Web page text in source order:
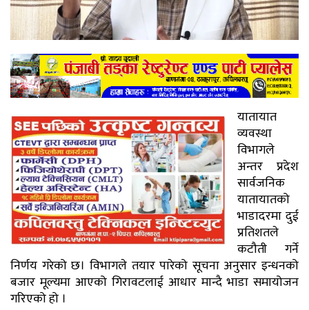
यातायात
व्यवस्था
विभागले
अन्तर प्रदेश
सार्वजनिक
यातायातको
भाडादरमा दुई
प्रतिशतले
कटौती गर्ने
निर्णय गरेको छ। विभागले तयार पारेको सूचना अनुसार इन्धनको
बजार मूल्यमा आएको गिरावटलाई आधार मान्दै भाडा समायोजन
गरिएको हो ।